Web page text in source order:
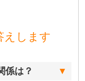
えします
係は？